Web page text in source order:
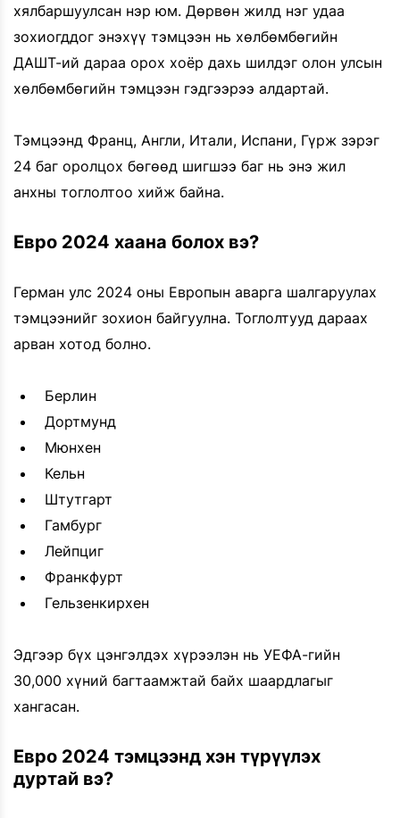
хялбаршуулсан нэр юм. Дөрвөн жилд нэг удаа
зохиогддог энэхүү тэмцээн нь хөлбөмбөгийн
ДАШТ-ий дараа орох хоёр дахь шилдэг олон улсын
хөлбөмбөгийн тэмцээн гэдгээрээ алдартай.
Тэмцээнд Франц, Англи, Итали, Испани, Гүрж зэрэг
24 баг оролцох бөгөөд шигшээ баг нь энэ жил
анхны тоглолтоо хийж байна.
Евро 2024 хаана болох вэ?
Герман улс 2024 оны Европын аварга шалгаруулах
тэмцээнийг зохион байгуулна. Тоглолтууд дараах
арван хотод болно.
Берлин
Дортмунд
Мюнхен
Кельн
Штутгарт
Гамбург
Лейпциг
Франкфурт
Гельзенкирхен
Эдгээр бүх цэнгэлдэх хүрээлэн нь УЕФА-гийн
30,000 хүний багтаамжтай байх шаардлагыг
хангасан.
Евро 2024 тэмцээнд хэн түрүүлэх
дуртай вэ?